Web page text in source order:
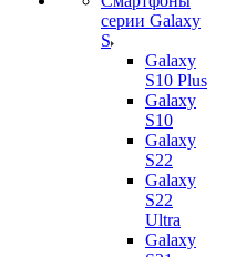
серии Galaxy
S
Galaxy
S10 Plus
Galaxy
S10
Galaxy
S22
Galaxy
S22
Ultra
Galaxy